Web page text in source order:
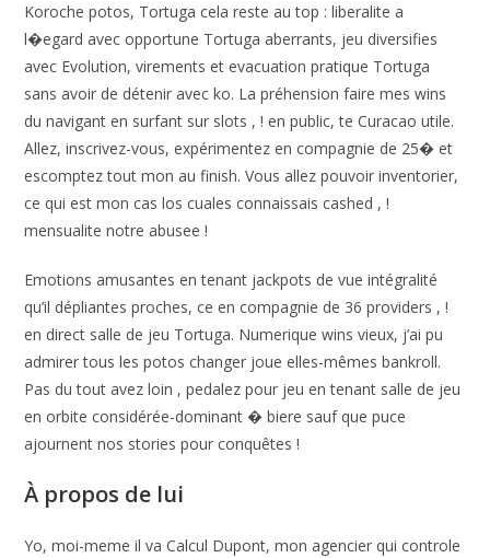
Koroche potos, Tortuga cela reste au top : liberalite a
l�egard avec opportune Tortuga aberrants, jeu diversifies
avec Evolution, virements et evacuation pratique Tortuga
sans avoir de détenir avec ko. La préhension faire mes wins
du navigant en surfant sur slots , ! en public, te Curacao utile.
Allez, inscrivez-vous, expérimentez en compagnie de 25� et
escomptez tout mon au finish. Vous allez pouvoir inventorier,
ce qui est mon cas los cuales connaissais cashed , !
mensualite notre abusee !
Emotions amusantes en tenant jackpots de vue intégralité
qu’il dépliantes proches, ce en compagnie de 36 providers , !
en direct salle de jeu Tortuga. Numerique wins vieux, j’ai pu
admirer tous les potos changer joue elles-mêmes bankroll.
Pas du tout avez loin , pedalez pour jeu en tenant salle de jeu
en orbite considérée-dominant � biere sauf que puce
ajournent nos stories pour conquêtes !
À propos de lui
Yo, moi-meme il va Calcul Dupont, mon agencier qui controle